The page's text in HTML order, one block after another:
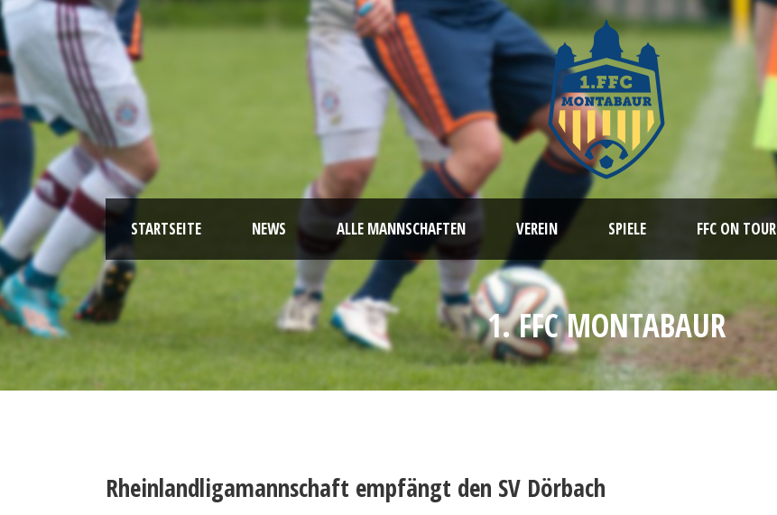
STARTSEITE NEWS ALLE MANNSCHAFTEN VEREIN SPIELE FFC ON TOUR
1. FFC MONTABAUR
Rheinlandligamannschaft empfängt den SV Dörbach